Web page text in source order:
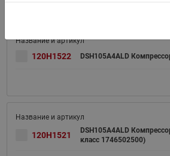
120H1522 DSH105A4ALD
120H1521
DSH105A4ALD
класс 1746502500)